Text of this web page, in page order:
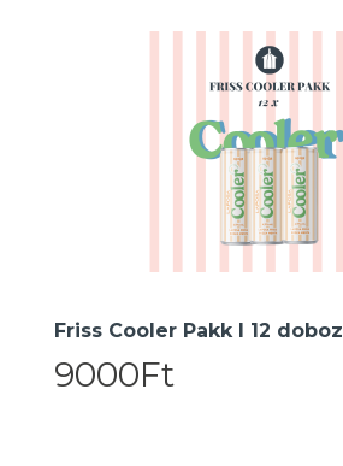
Friss Cooler Pakk I 12 doboz
9000Ft